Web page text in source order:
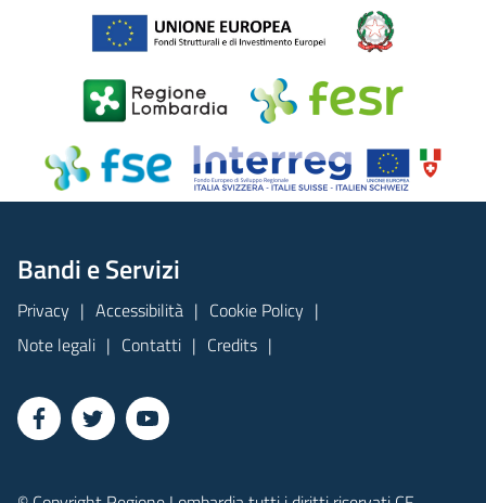
Bandi e Servizi
Privacy Accessibilità
Cookie Policy
Note legali
Contatti Credits